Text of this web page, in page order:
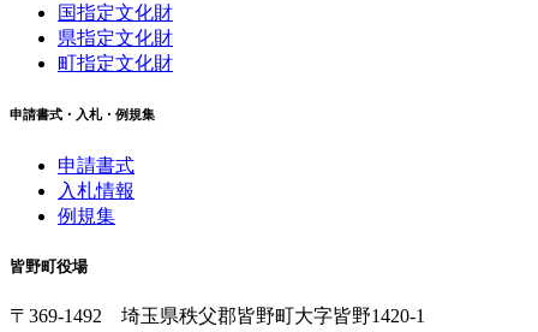
国指定文化財
県指定文化財
町指定文化財
申請書式・入札・例規集
申請書式
入札情報
例規集
皆野町役場
〒369-1492 埼玉県秩父郡皆野町大字皆野1420-1